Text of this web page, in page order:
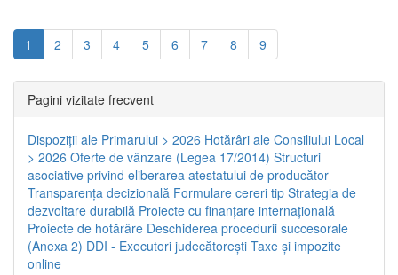
1 2 3 4 5 6 7 8 9
Pagini vizitate frecvent
Dispoziţii ale Primarului > 2026 Hotărâri ale Consiliului Local
> 2026 Oferte de vânzare (Legea 17/2014) Structuri
asociative privind eliberarea atestatului de producător
Transparenţa decizională Formulare cereri tip Strategia de
dezvoltare durabilă Proiecte cu finanţare internaţională
Proiecte de hotărâre Deschiderea procedurii succesorale
(Anexa 2) DDI - Executori judecătorești Taxe şi impozite
online